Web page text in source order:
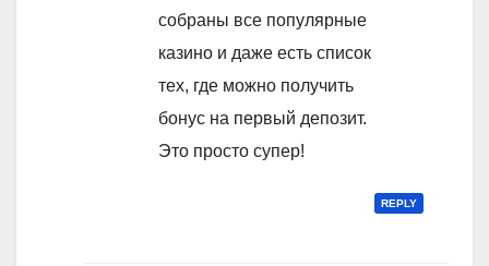
собраны все популярные
казино и даже есть список
тех, где можно получить
бонус на первый депозит.
Это просто супер!
REPLY